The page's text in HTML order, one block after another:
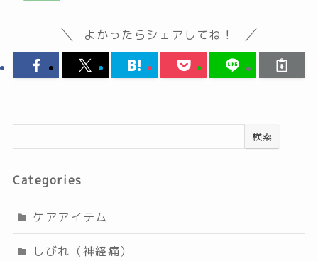
よかったらシェアしてね！
検索
Categories
ケアアイテム
しびれ（神経痛）